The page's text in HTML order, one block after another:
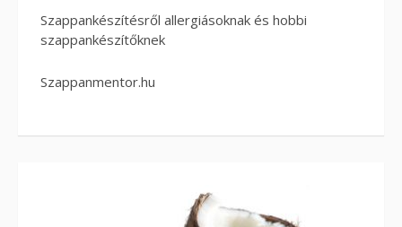
Szappankészítésről allergiásoknak és hobbi
szappankészítőknek
Szappanmentor.hu